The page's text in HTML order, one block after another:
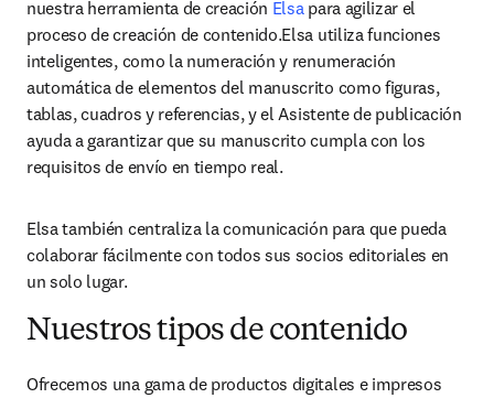
nuestra herramienta de creación Elsa para agilizar el
proceso de creación de contenido.Elsa utiliza funciones
inteligentes, como la numeración y renumeración
automática de elementos del manuscrito como figuras,
tablas, cuadros y referencias, y el Asistente de publicación
ayuda a garantizar que su manuscrito cumpla con los
requisitos de envío en tiempo real.
Elsa también centraliza la comunicación para que pueda
colaborar fácilmente con todos sus socios editoriales en
un solo lugar.
Nuestros tipos de contenido
Ofrecemos una gama de productos digitales e impresos